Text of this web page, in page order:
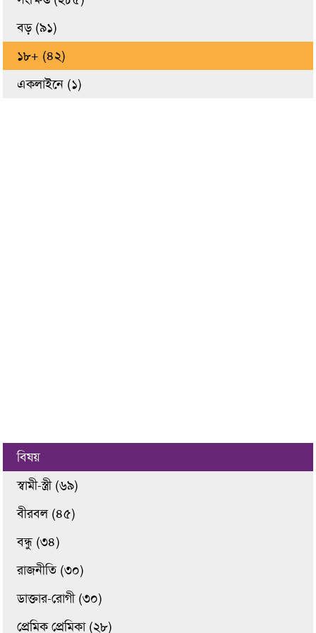
বড় (৯১)
১৮+ (৪২)
একলাইনে (১)
বিষয়
স্বামী-স্ত্রী (৬৯)
বীরবল (৪৫)
বন্ধু (৩৪)
রাজনীতি (৩০)
ডাক্তার-রোগী (৩০)
প্রেমিক প্রেমিকা (২৮)